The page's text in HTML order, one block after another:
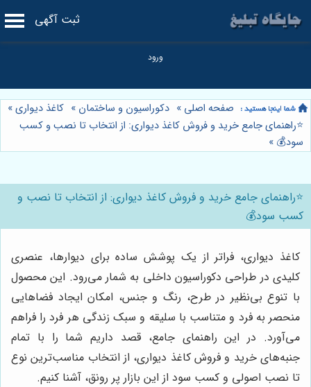
ثبت آگهی
صفحه اصلی » دکوراسیون و ساختمان » کاغذ دیواری»
⭐️راهنمای جامع خرید و فروش کاغذ دیواری: از انتخاب تا نصب و کسب
سود💰 »
⭐️راهنمای جامع خرید و فروش کاغذ دیواری: از انتخاب تا نصب و
کسب سود💰
کاغذ دیواری، فراتر از یک پوشش ساده برای دیوارها، عنصری
کلیدی در طراحی دکوراسیون داخلی به شمار می‌رود. این محصول
با تنوع بی‌نظیر در طرح، رنگ و جنس، امکان ایجاد فضاهایی
منحصر به فرد و متناسب با سلیقه و سبک زندگی هر فرد را فراهم
می‌آورد. در این راهنمای جامع، قصد داریم شما را با تمام
جنبه‌های خرید و فروش کاغذ دیواری، از انتخاب مناسب‌ترین نوع
تا نصب اصولی و کسب سود از این بازار پر رونق، آشنا کنیم.